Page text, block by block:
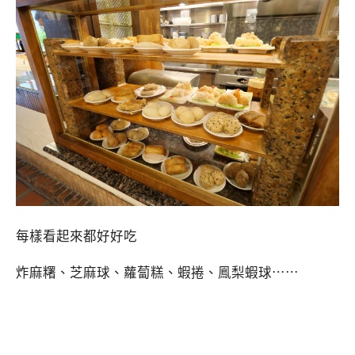
每樣看起來都好好吃
炸麻糬、芝麻球、蘿蔔糕、蝦捲、鳯梨蝦球⋯⋯